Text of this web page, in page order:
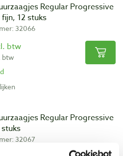
Regular Progressive
12 stuks
32066
btw
btw
Regular Progressive
32067